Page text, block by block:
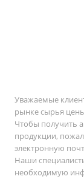
Уважаемые
рынке сырья
Чтобы получить
продукции,
электронную
Наши
необходимую